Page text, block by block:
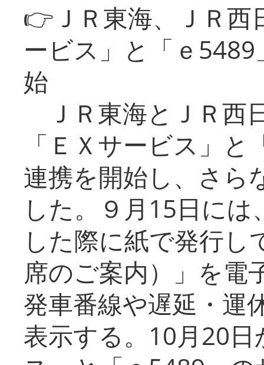
👉ＪＲ東海、ＪＲ
ービス」と「ｅ
始
ＪＲ東海とＪＲ西
「ＥＸサービス」
連携を開始し、さら
した。９月15日に
した際に紙で発行し
席のご案内）」を電
発車番線や遅延・運
表示する。10月20